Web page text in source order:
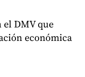
DMV que
económica